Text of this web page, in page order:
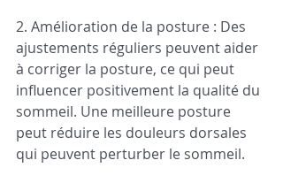
2. Amélioration de la posture : Des
ajustements réguliers peuvent aider
à corriger la posture, ce qui peut
influencer positivement la qualité du
sommeil. Une meilleure posture
peut réduire les douleurs dorsales
qui peuvent perturber le sommeil.